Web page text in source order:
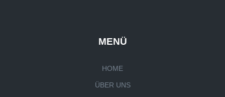
MENÜ
HOME
ÜBER UNS